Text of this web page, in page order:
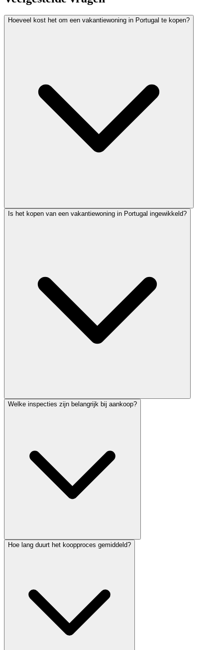
Hoeveel kost het om een vakantiewoning in Portugal te kopen?
Is het kopen van een vakantiewoning in Portugal ingewikkeld?
Welke inspecties zijn belangrijk bij aankoop?
Hoe lang duurt het koopproces gemiddeld?